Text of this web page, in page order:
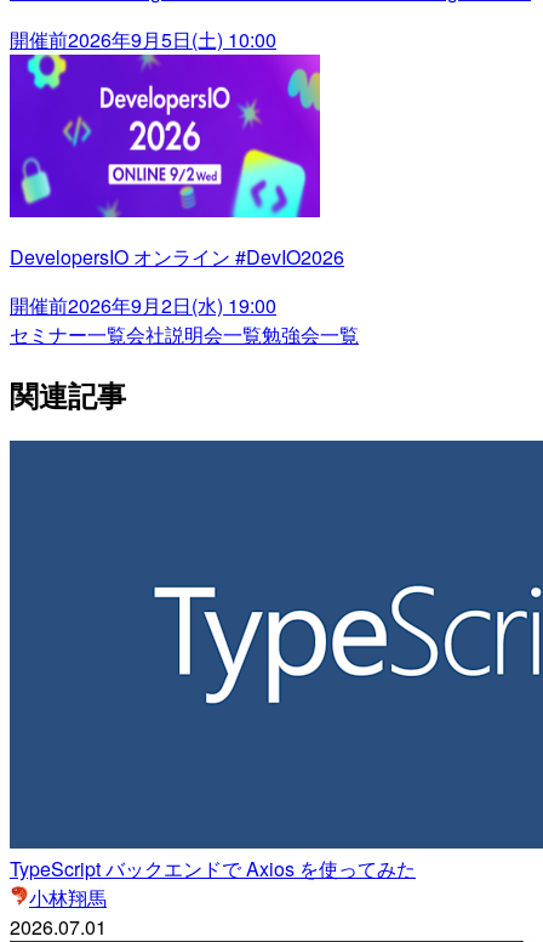
開催前2026年9月5日(土) 10:00
DevelopersIO オンライン #DevIO2026
開催前2026年9月2日(水) 19:00
セミナー一覧会社説明会一覧勉強会一覧
関連記事
TypeScript バックエンドで Axios を使ってみた
小林翔馬
2026.07.01